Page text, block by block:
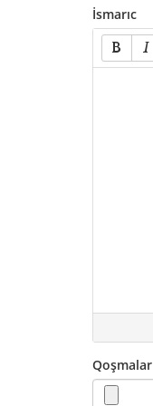
İsmarıc
Qoşmalar